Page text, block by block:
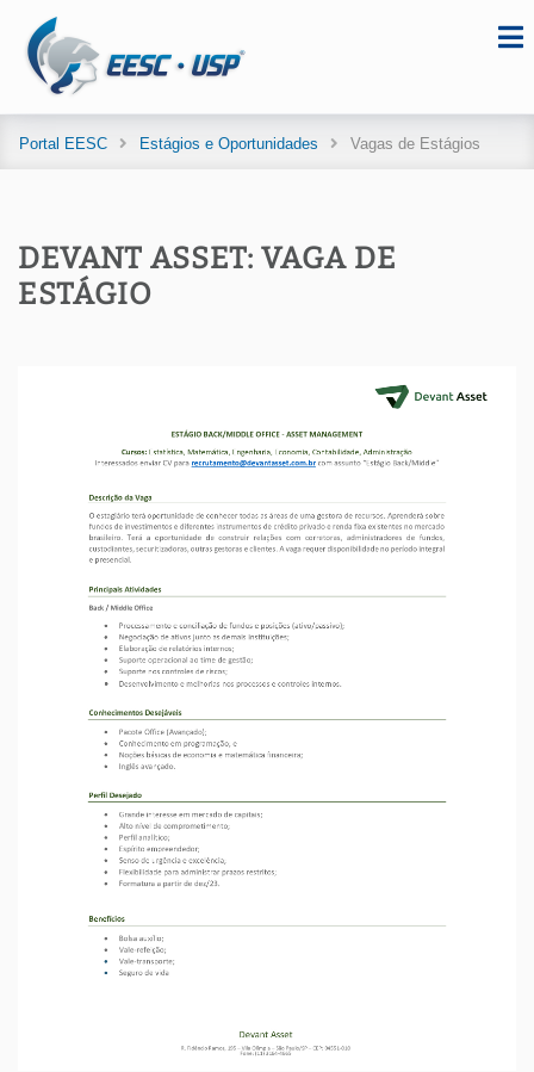
Portal EESC Estágios e Oportunidades Vagas de Estágios
DEVANT ASSET: VAGA DE
ESTÁGIO